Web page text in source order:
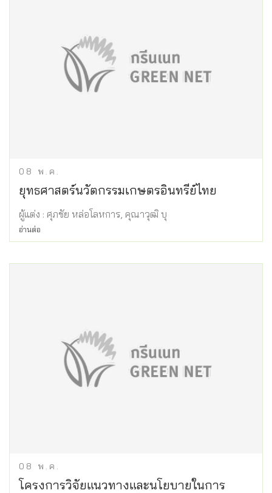
08 พ.ค.
ยุทธศาสตร์นวัตกรรมเกษตรอินทรีย์ไทย
ผู้แต่ง : ศุภชัย หล่อโลหการ, คุณาวุฒิ บุ
อ่านต่อ
08 พ.ค.
โครงการวิจัยแนวทางและนโยบายในการ